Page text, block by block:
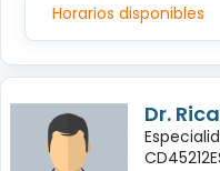
Horarios disponibles
Dr.